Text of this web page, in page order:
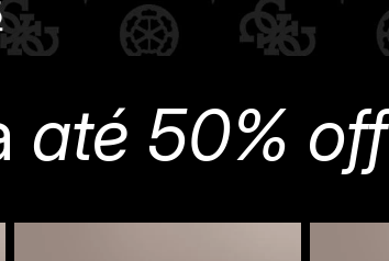
até 50% off